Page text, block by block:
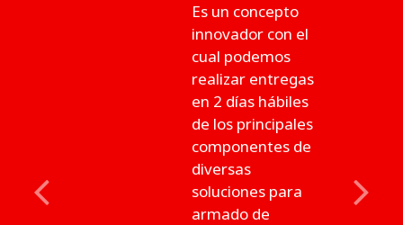
Es un concepto
innovador con el
cual podemos
realizar entregas
en 2 días hábiles
de los principales
componentes de
diversas
soluciones para
armado de
Previous Next